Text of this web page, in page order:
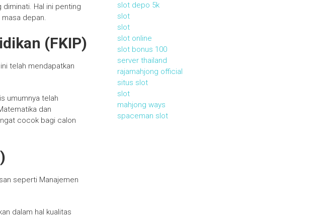
Hal ini penting
depan.
(FKIP)
telah mendapatkan
umumnya telah
dan
cocok bagi calon
seperti Manajemen
dalam hal kualitas
slot depo 5k
slot
slot
slot online
slot bonus 100
server thailand
rajamahjong official
situs slot
slot
mahjong ways
spaceman slot